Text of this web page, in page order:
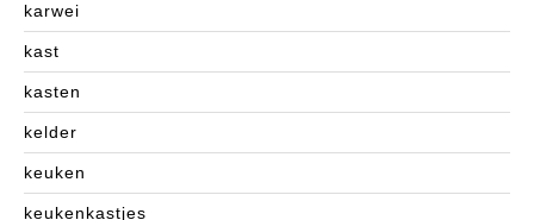
karwei
kast
kasten
kelder
keuken
keukenkastjes